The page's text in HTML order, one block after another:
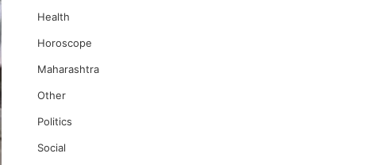
Health
Horoscope
Maharashtra
Other
Politics
Social